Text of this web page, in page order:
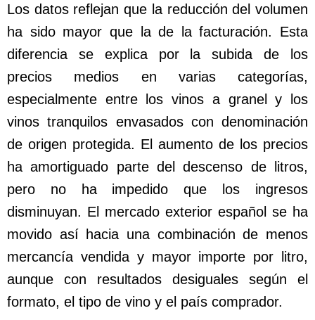
Los datos reflejan que la reducción del volumen
ha sido mayor que la de la facturación. Esta
diferencia se explica por la subida de los
precios medios en varias categorías,
especialmente entre los vinos a granel y los
vinos tranquilos envasados con denominación
de origen protegida. El aumento de los precios
ha amortiguado parte del descenso de litros,
pero no ha impedido que los ingresos
disminuyan. El mercado exterior español se ha
movido así hacia una combinación de menos
mercancía vendida y mayor importe por litro,
aunque con resultados desiguales según el
formato, el tipo de vino y el país comprador.